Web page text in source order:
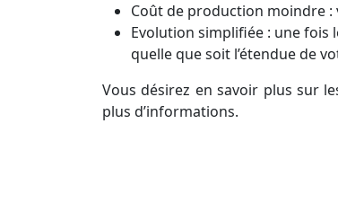
Coût de production moindre :
Evolution simplifiée : une fois
quelle que soit l’étendue de
Vous désirez en savoir plus sur
plus d’informations.